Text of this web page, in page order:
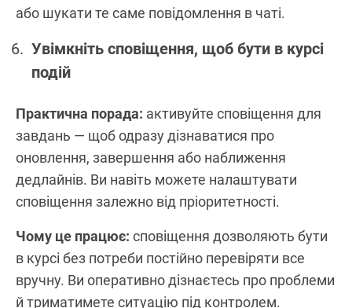
або шукати те саме повідомлення в чаті.
Увімкніть сповіщення, щоб бути в курсі
подій
Практична порада: активуйте сповіщення для
завдань — щоб одразу дізнаватися про
оновлення, завершення або наближення
дедлайнів. Ви навіть можете налаштувати
сповіщення залежно від пріоритетності.
Чому це працює: сповіщення дозволяють бути
в курсі без потреби постійно перевіряти все
вручну. Ви оперативно дізнаєтесь про проблеми
й триматимете ситуацію під контролем.